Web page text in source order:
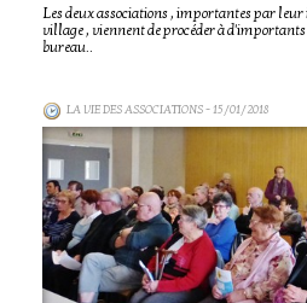
Les deux associations , importantes par
village , viennent de procéder à
bureau..
LA VIE DES ASSOCIATIONS- 15/01/2018